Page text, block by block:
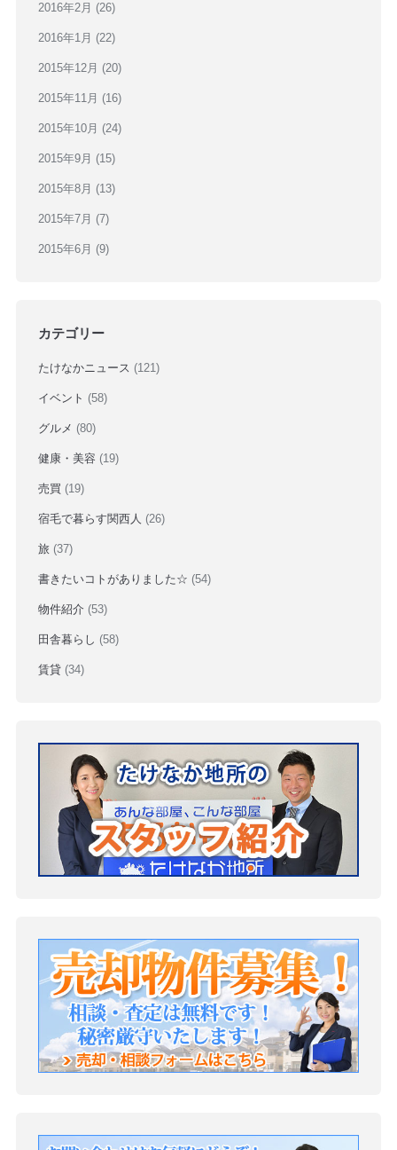
2016年2月 (26)
2016年1月 (22)
2015年12月 (20)
2015年11月 (16)
2015年10月 (24)
2015年9月 (15)
2015年8月 (13)
2015年7月 (7)
2015年6月 (9)
カテゴリー
たけなかニュース (121)
イベント (58)
グルメ (80)
健康・美容 (19)
売買 (19)
宿毛で暮らす関西人 (26)
旅 (37)
書きたいコトがありました☆ (54)
物件紹介 (53)
田舎暮らし (58)
賃貸 (34)